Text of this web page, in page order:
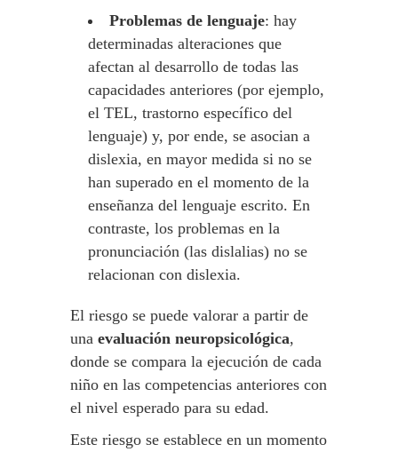
Problemas de lenguaje: hay
determinadas alteraciones que
afectan al desarrollo de todas las
capacidades anteriores (por ejemplo,
el TEL, trastorno específico del
lenguaje) y, por ende, se asocian a
dislexia, en mayor medida si no se
han superado en el momento de la
enseñanza del lenguaje escrito. En
contraste, los problemas en la
pronunciación (las dislalias) no se
relacionan con dislexia.
El riesgo se puede valorar a partir de
una evaluación neuropsicológica,
donde se compara la ejecución de cada
niño en las competencias anteriores con
el nivel esperado para su edad.
Este riesgo se establece en un momento